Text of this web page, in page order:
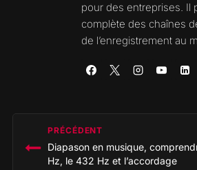
pour des entreprises. Il
complète des chaînes
de l’enregistrement au
l’article
PRÉCÉDENT
Diapason en musique,
Hz, le 432 Hz et l’accordage